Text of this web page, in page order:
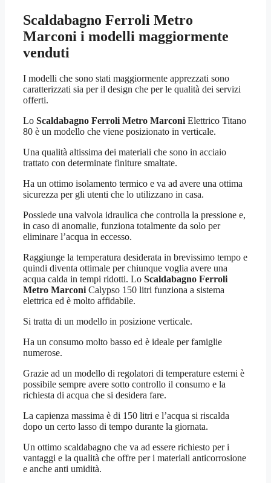
Scaldabagno Ferroli Metro
Marconi i modelli maggiormente
venduti
I modelli che sono stati maggiormente apprezzati sono
caratterizzati sia per il design che per le qualità dei servizi
offerti.
Lo Scaldabagno Ferroli Metro Marconi Elettrico Titano
80 è un modello che viene posizionato in verticale.
Una qualità altissima dei materiali che sono in acciaio
trattato con determinate finiture smaltate.
Ha un ottimo isolamento termico e va ad avere una ottima
sicurezza per gli utenti che lo utilizzano in casa.
Possiede una valvola idraulica che controlla la pressione e,
in caso di anomalie, funziona totalmente da solo per
eliminare l’acqua in eccesso.
Raggiunge la temperatura desiderata in brevissimo tempo e
quindi diventa ottimale per chiunque voglia avere una
acqua calda in tempi ridotti. Lo Scaldabagno Ferroli
Metro Marconi Calypso 150 litri funziona a sistema
elettrica ed è molto affidabile.
Si tratta di un modello in posizione verticale.
Ha un consumo molto basso ed è ideale per famiglie
numerose.
Grazie ad un modello di regolatori di temperature esterni è
possibile sempre avere sotto controllo il consumo e la
richiesta di acqua che si desidera fare.
La capienza massima è di 150 litri e l’acqua si riscalda
dopo un certo lasso di tempo durante la giornata.
Un ottimo scaldabagno che va ad essere richiesto per i
vantaggi e la qualità che offre per i materiali anticorrosione
e anche anti umidità.